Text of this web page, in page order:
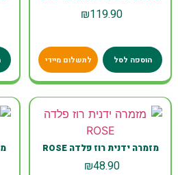
₪119.90
הוספה לסל לתשלום מיידי
מזמרה ידנית רוז פלדה ROSE
₪48.90